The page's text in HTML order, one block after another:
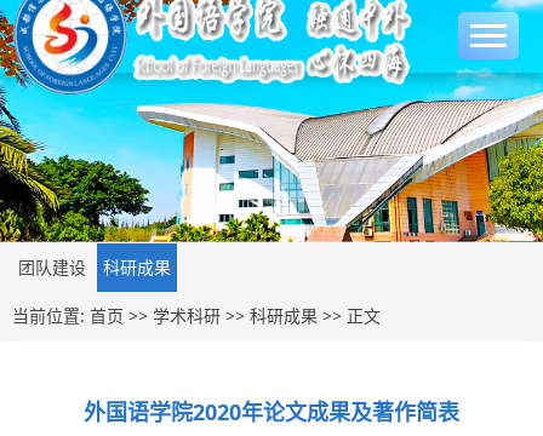
团队建设 科研成果
当前位置: 首页 >> 学术科研 >> 科研成果 >> 正文
外国语学院2020年论文成果及著作简表